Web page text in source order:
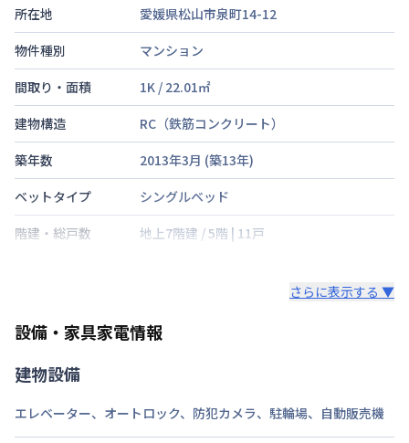
所在地
愛媛県松山市泉町14-12
物件種別
マンション
間取り・面積
1K / 22.01㎡
建物構造
RC（鉄筋コンクリート）
築年数
2013年3月 (築13年)
ベットタイプ
シングルベッド
階建・総戸数
地上7階建 /5階 | 11戸
禁煙・喫煙
禁煙
交通
定員
2名
さらに表示する ▼
設備・家具家電情報
建物設備
エレベーター、 オートロック、 防犯カメラ、 駐輪場、 自動販売機